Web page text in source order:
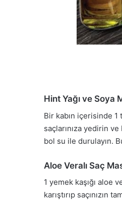
Hint Yağı ve Soya
Bir kabın içerisinde 1
saçlarınıza yedirin ve
bol su ile durulayın.
Aloe Veralı Saç
1 yemek kaşığı aloe
karıştırıp saçınızın